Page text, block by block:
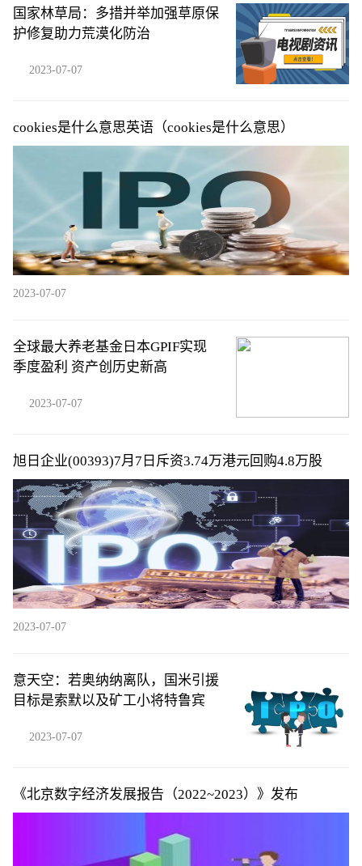
国家林草局：多措并举加强草原保
护修复助力荒漠化防治
2023-07-07
cookies是什么意思英语（cookies是什么意思）
2023-07-07
全球最大养老基金日本GPIF实现
季度盈利 资产创历史新高
2023-07-07
旭日企业(00393)7月7日斥资3.74万港元回购4.8万股
2023-07-07
意天空：若奥纳纳离队，国米引援
目标是索默以及矿工小将特鲁宾
2023-07-07
《北京数字经济发展报告（2022~2023）》发布